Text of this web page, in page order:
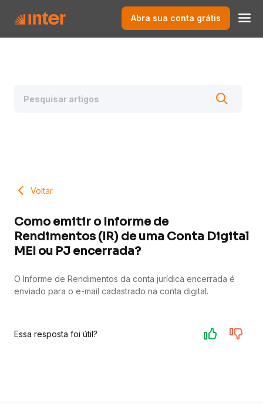
Abra sua conta grátis
Voltar
Como emitir o Informe de
Rendimentos (IR) de uma Conta Digital
MEI ou PJ encerrada?
O Informe de Rendimentos da conta jurídica encerrada é
enviado para o e-mail cadastrado na conta digital.
Essa resposta foi útil?